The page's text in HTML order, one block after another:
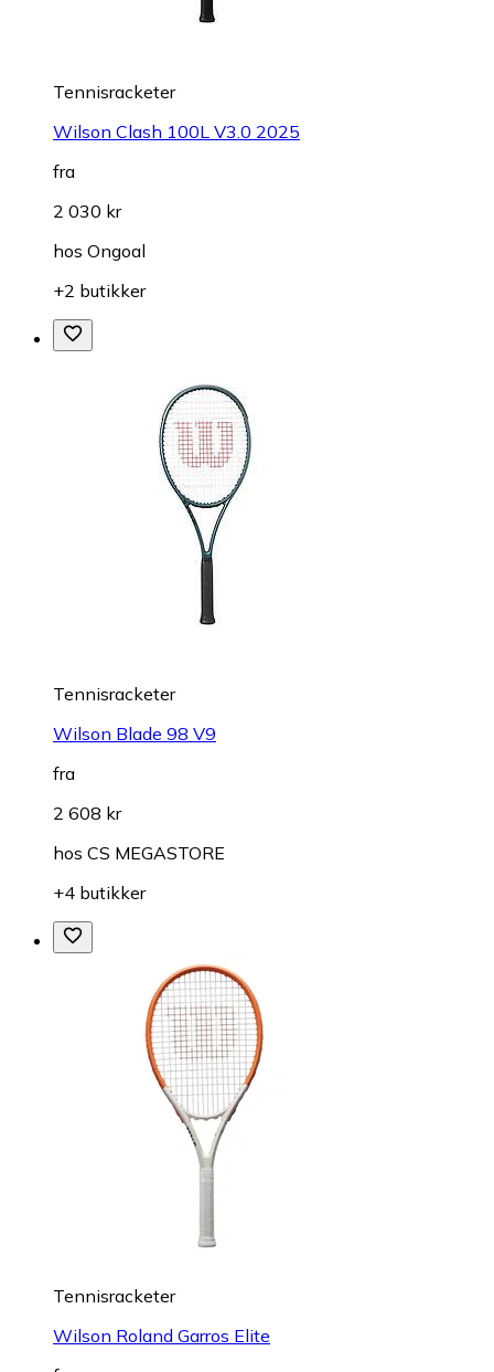
Tennisracketer
Wilson Clash 100L V3.0 2025
fra
2 030 kr
hos Ongoal
+2 butikker
Tennisracketer
Wilson Blade 98 V9
fra
2 608 kr
hos CS MEGASTORE
+4 butikker
Tennisracketer
Wilson Roland Garros Elite